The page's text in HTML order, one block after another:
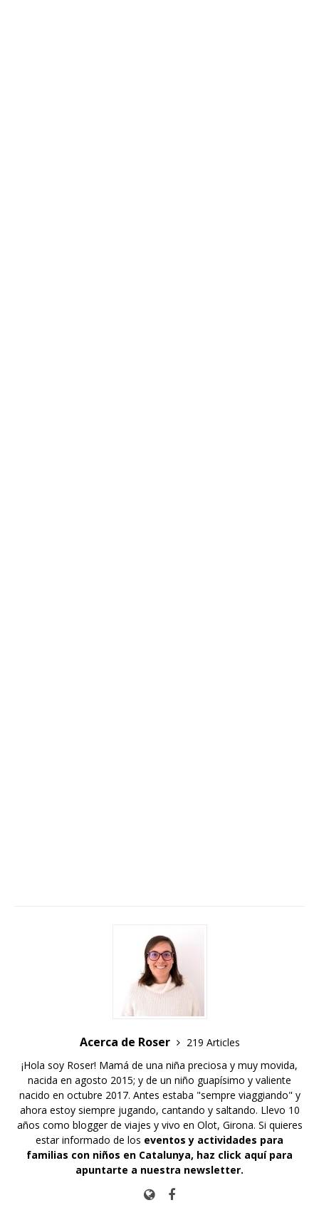
Acerca de Roser
219 Articles
¡Hola soy Roser! Mamá de una niña preciosa y muy movida,
nacida en agosto 2015; y de un niño guapísimo y valiente
nacido en octubre 2017. Antes estaba "sempre viaggiando" y
ahora estoy siempre jugando, cantando y saltando. Llevo 10
años como blogger de viajes y vivo en Olot, Girona. Si quieres
estar informado de los eventos y actividades para
familias con niños en Catalunya, haz click aquí para
apuntarte a nuestra newsletter.